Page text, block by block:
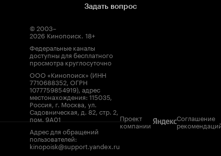
Задать вопрос
© 2003–
2026 Кинопоиск. 18+
Федеральные каналы
доступны для бесплатного
просмотра круглосуточно
ООО «Кинопоиск» (ИНН
7710688352, ОГРН
1077759854919), адрес
местонахождения: 115035,
Россия, г. Москва, ул.
Садовническая, д. 82, стр. 2,
пом. 9А01
Адрес для обращений
пользователей:
kinopoisk@support.yandex.ru
Проект
компании
Соглашение